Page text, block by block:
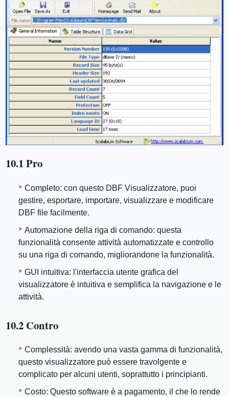
10.1 Pro
Completo: con questo DBF Visualizzatore, puoi
gestire, esportare, importare, visualizzare e modificare
DBF file facilmente.
Automazione della riga di comando: questa
funzionalità consente attività automatizzate e controllo
su una riga di comando, migliorandone la funzionalità.
GUI intuitiva: l'interfaccia utente grafica del
visualizzatore è intuitiva e semplifica la navigazione e le
attività.
10.2 Contro
Complessità: avendo una vasta gamma di funzionalità,
questo visualizzatore può essere travolgente e
complicato per alcuni utenti, soprattutto i principianti.
Costo: Questo software è a pagamento, il che lo rende